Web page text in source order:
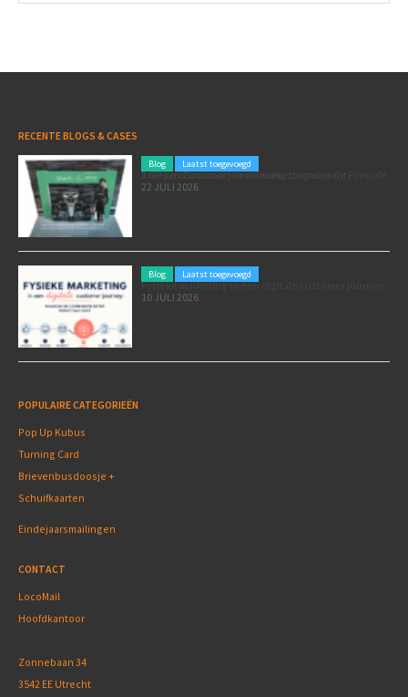
RECENTE BLOGS & CASES
Blog Laatst toegevoegd
Poleposition voor je marketing: zó zet je de Formule 1 GP van Zandvoort in als marketingmoment
22 JULI 2026
Blog Laatst toegevoegd
Fysieke marketing in een digitale customer journey
10 JULI 2026
POPULAIRE CATEGORIEËN
Pop Up Kubus
Turning Card
Brievenbusdoosje +
Schuifkaarten
Eindejaarsmailingen
CONTACT
LocoMail
Hoofdkantoor
Zonnebaan 34
3542 EE Utrecht